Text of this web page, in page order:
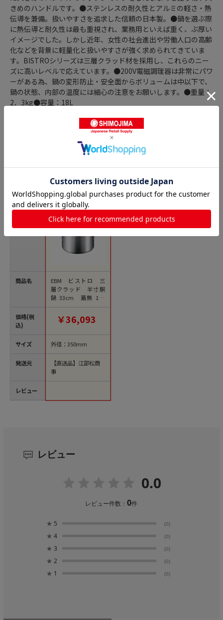
きめのハンドルです。●ステンレスの耐久性とアルミの軽さ・熱
伝導を兼備。扱いやすさを追求した信頼の日本製。●鍋を選ぶ際
に熱伝導と耐久性は最も重視され、業務用といえば重く、ぶ厚い
イメージでした。しかし近年、女性の社会進出や労働人口の高齢
化などを背景に軽量化と扱いやすさが強く求められてきていま
す。BISTROシリーズは三層クラッド材を採用し、これらのニー
ズに高いレベルで応えています。●200V電磁調理器は非常にパワ
ーがある為、鍋の変形防止・安全面からボリュームは中以下で、
鍋の状態、内部の温度には細心の注意をお願いします。●重量：
2．3kg●容量：18L
半寸胴鍋の人気商品との比較
商品名
価格(税
込)
サイズ
発送元
レビュー
EBM ビストロ 三
層クラッド 半寸胴
鍋 33cm 蓋無 1個
（ご注文単位1個）
【直送品】
￥36,093
外径：350mm
【直送品】江部松商
事
レビュー
0.0
レビュー件数：0件
★ 5 (0)
★ 4 (0)
★ 3 (0)
★ 2 (0)
★ 1 (0)